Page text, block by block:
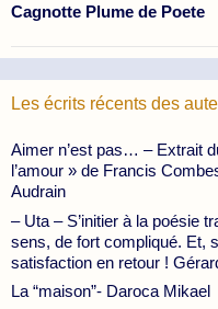
Cagnotte Plume de Poete
Les écrits récents des
Aimer n’est pas… – Extrait
l’amour » de Francis
Audrain
– Uta – S’initier à la poésie
sens, de fort compliqué. Et,
satisfaction en retour !
La “maison”- Daroca Mikael